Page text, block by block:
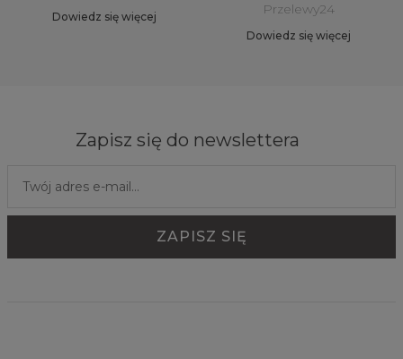
Dowiedz się więcej
Przelewy24
Dowiedz się więcej
Zapisz się do newslettera